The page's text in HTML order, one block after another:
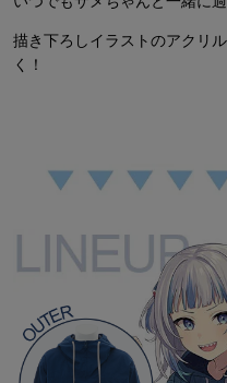
描き下ろしイラストのアクリ
く！